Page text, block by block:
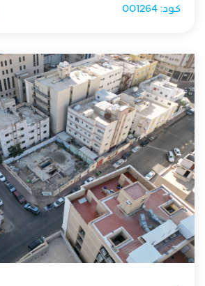
وقبو متعدد المرافق، مما يجعله
كود: 001264